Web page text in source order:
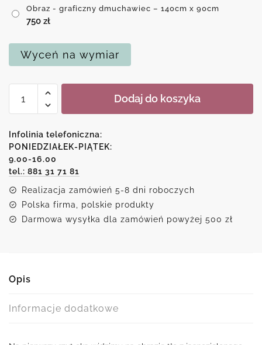
Obraz - graficzny dmuchawiec – 140cm x 90cm
750 zł
Wyceń na wymiar
Obraz
graficzny
dmuchawiec
Dodaj do koszyka
Infolinia telefoniczna:
PONIEDZIAŁEK-PIĄTEK:
9.00-16.00
tel.: 881 31 71 81
Realizacja zamówień 5-8 dni roboczych
Polska firma, polskie produkty
Darmowa wysyłka dla zamówień powyżej 500 zł
Opis
Informacje dodatkowe